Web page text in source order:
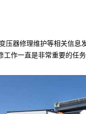
压器修理维护等相关信息
作一直是非常重要的